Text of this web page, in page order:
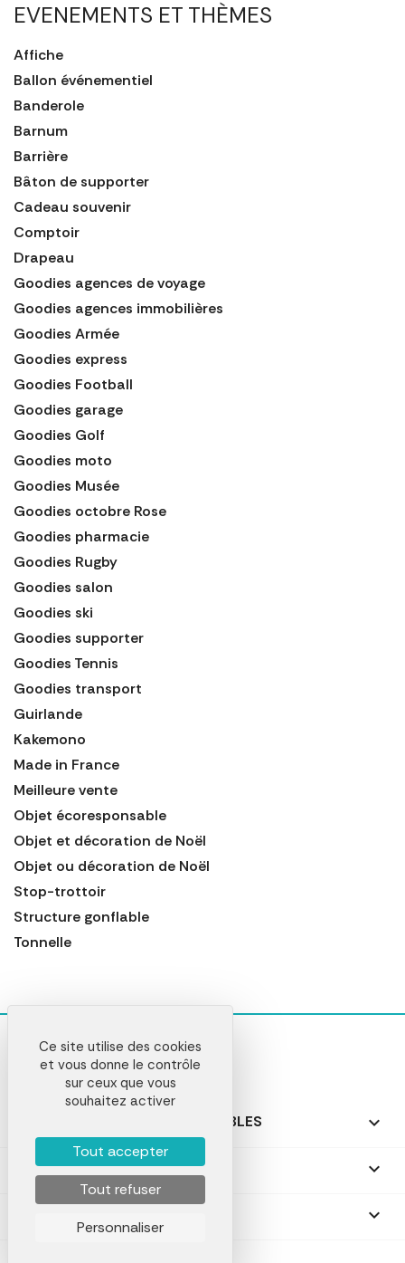
EVENEMENTS ET THÈMES
Affiche
Ballon événementiel
Banderole
Barnum
Barrière
Bâton de supporter
Cadeau souvenir
Comptoir
Drapeau
Goodies agences de voyage
Goodies agences immobilières
Goodies Armée
Goodies express
Goodies Football
Goodies garage
Goodies Golf
Goodies moto
Goodies Musée
Goodies octobre Rose
Goodies pharmacie
Goodies Rugby
Goodies salon
Goodies ski
Goodies supporter
Goodies Tennis
Goodies transport
Guirlande
Kakemono
Made in France
Meilleure vente
Objet écoresponsable
Objet et décoration de Noël
Objet ou décoration de Noël
Stop-trottoir
Structure gonflable
Tonnelle
NOS PRODUITS PERSONNALISABLES 
NOS CADEAUX PERSONNALISÉS 

Ce site utilise des cookies
et vous donne le contrôle
sur ceux que vous
souhaitez activer
Tout accepter
Tout refuser
Personnaliser